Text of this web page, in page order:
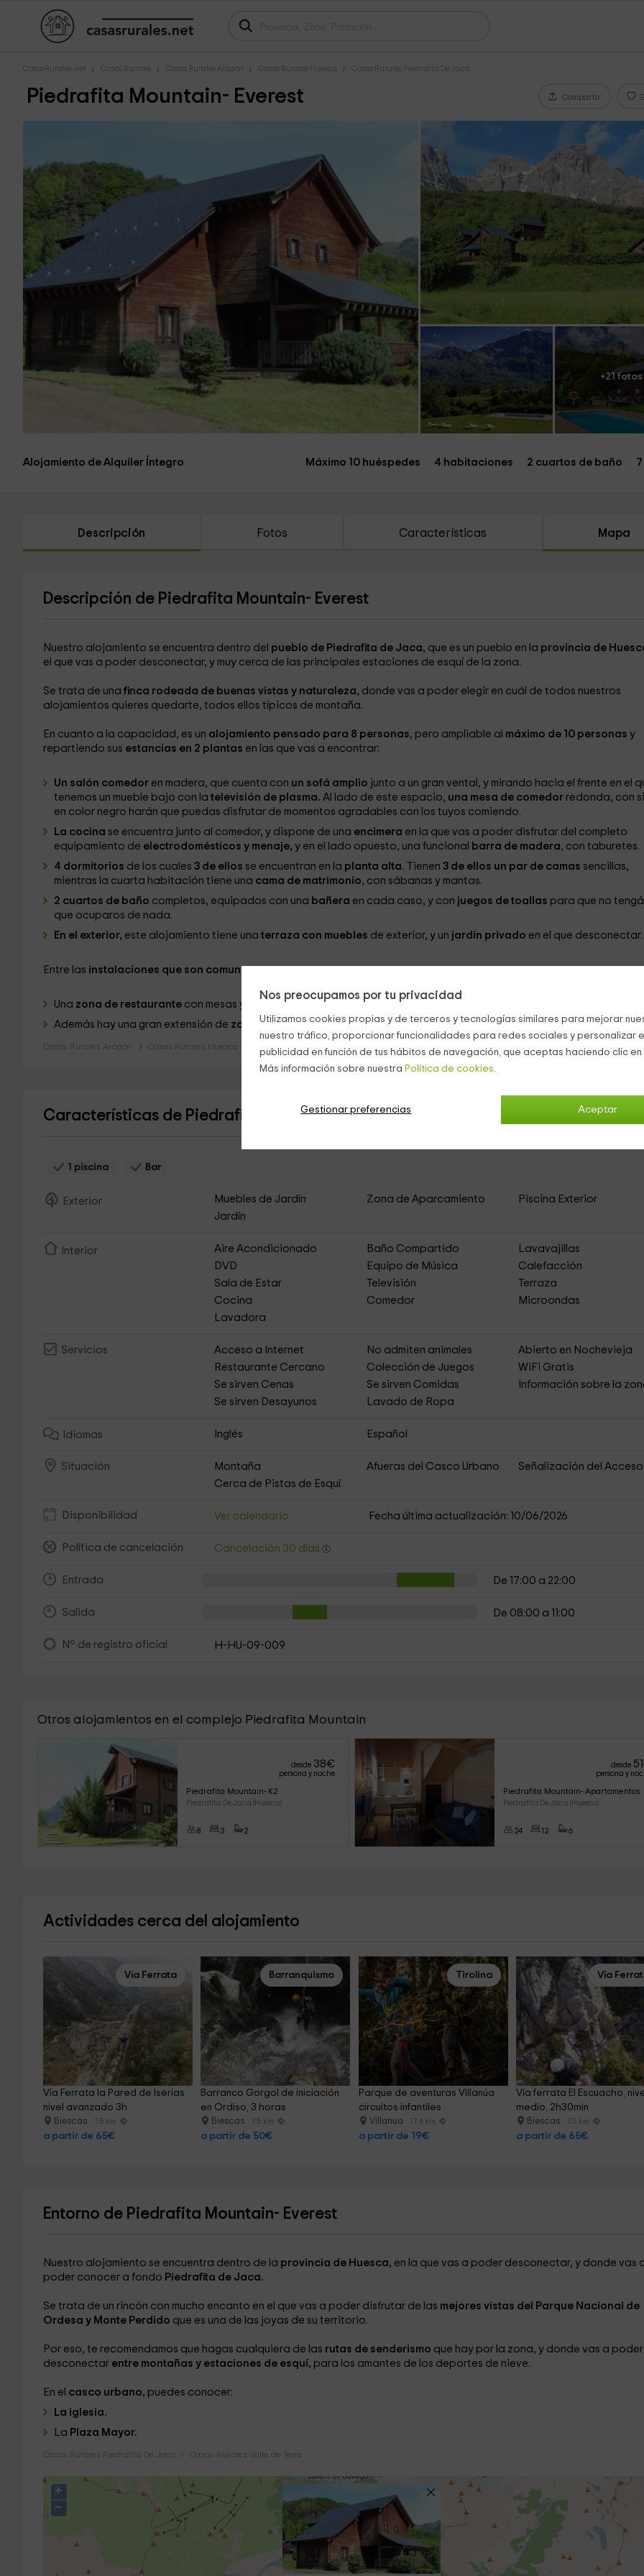
Nos preocupamos por tu privacidad
Utilizamos cookies propias y de terceros y tecnologías similares para mejorar
nuestro tráfico, proporcionar funcionalidades para redes sociales y personalizar
publicidad en función de tus hábitos de navegación, que aceptas haciendo clic
Más información sobre nuestra Política de cookies.
Aceptar
Gestionar preferencias
CasasRurales.net Casas Rurales Casas Rurales Aragón Casas Rurales Huesca Casas Rurales Piedrafita De Jaca
Piedrafita Mountain- Everest Compartir
+21 fotos
Alojamiento de Alquiler Íntegro Máximo 10 huéspedes 4 habitaciones 2 cuartos de baño
Descripción Fotos Características Mapa
Descripción de Piedrafita Mountain- Everest
Nuestro alojamiento se encuentra dentro del pueblo de Piedrafita de Jaca, que es un pueblo en la provincia de
el que vas a poder desconectar, y muy cerca de las principales estaciones de esquí de la zona.
Se trata de una finca rodeada de buenas vistas y naturaleza, donde vas a poder elegir en cuál de todos nuestros
alojamientos quieres quedarte, todos ellos típicos de montaña.
En cuanto a la capacidad, es un alojamiento pensado para 8 personas, pero ampliable al máximo de 10 personas y
repartiendo sus estancias en 2 plantas en las que vas a encontrar:
Un salón comedoren madera, que cuenta con un sofá amplio junto a un gran vental, y mirando hacia el frente en el
tenemos un mueble bajo con la televisión de plasma. Al lado de este espacio, una mesa de comedorredonda, con
en color negro harán que puedas disfrutar de momentos agradables con los tuyos comiendo.
La cocina se encuentra junto al comedor, y dispone de una encimera en la que vas a poder disfrutar del completo
equipamiento de electrodomésticos y menaje, y en el lado opuesto, una funcional barra de madera, con taburetes.
4 dormitorios de los cuales 3 de ellos se encuentran en la planta alta. Tienen 3 de ellos un par de camas sencillas,
mientras la cuarta habitación tiene una cama de matrimonio, con sábanas y mantas.
2 cuartos de baño completos, equipados con una bañera en cada caso, y con juegos de toallas para que no
que ocuparos de nada.
En el exterior, este alojamiento tiene una terraza con muebles de exterior, y un jardín privado en el que desconectar.
Entre las instalaciones que son comunes,
Una zona de restaurantecon mesas y sillas, y con
terraza equipada.
Además hay una gran extensión de zonas verdes,en las que se encuentra la piscina, vallada y rodeada de
Casas Rurales Aragón Casas Rurales Huesca
Características de Piedrafita Mountain- Everest(Casa Rural de Alquiler Íntegro)
1 piscina Bar
Exterior Muebles de Jardín Zona de Aparcamiento
Piscina Exterior
Jardín
Interior Aire Acondicionado Baño Compartido
Lavavajillas
DVD
Equipo de Música
Calefacción
Sala de Estar
Televisión
Terraza
Cocina
Comedor
Microondas
Lavadora
Servicios Acceso a Internet No admiten animales
Abierto en Nochevieja
Restaurante Cercano
Colección de Juegos
WiFi Gratis
Se sirven Cenas
Se sirven Comidas
Información sobre la
Se sirven Desayunos
Lavado de Ropa
Idiomas Inglés Español
Situación Montaña Afueras del Casco Urbano
Señalización del Acceso
Cerca de Pistas de Esquí
Disponibilidad Ver calendario Fecha última actualización: 10/06/2026
Política de cancelación Cancelación 30 días
Entrada De 17:00 a 22:00
Salida De 08:00 a 11:00
Nº de registro oficial H-HU-09-009
Otros alojamientos en el complejo Piedrafita Mountain
desde 38€
persona y noche
Piedrafita Mountain- K2
Piedrafita De Jaca (Huesca)
8 3 2
desde 51
persona y
Piedrafita Mountain- Apartamentos
Piedrafita De Jaca (Huesca)
24 12 6
Actividades cerca del alojamiento
Vía Ferrata
Vía Ferrata la Pared de Iserias
nivel avanzado 3h
Biescas 7.5 km
a partir de 65€
Barranquismo
Barranco Gorgol de iniciación
en Ordiso, 3 horas
Biescas 7.5 km
a partir de 50€
Tirolina
Parque de aventuras Villanúa
circuitos infantiles
Villanua 17.4 km
a partir de 19€
Vía
Vía ferrata El Escuacho,
medio, 2h30min
Biescas 7.5 km
a partir de 65€
Entorno de Piedrafita Mountain- Everest
Nuestro alojamiento se encuentra dentro de la provincia de Huesca, en la que vas a poder desconectar, y donde vas
poder conocer a fondo Piedrafita de Jaca.
Se trata de un rincón con mucho encanto en el que vas a poder disfrutar de las mejores vistas del Parque Nacional de
Ordesa y Monte Perdido que es una de las joyas de su territorio.
Por eso, te recomendamos que hagas cualquiera de las rutas de senderismo que hay por la zona, y donde vas a poder
desconectar entre montañas y estaciones de esquí, para los amantes de los deportes de nieve.
En el casco urbano, puedes conocer:
La iglesia.
La Plaza Mayor.
Casas Rurales Piedrafita De Jaca Casas Rurales Valle de Tena
+
−